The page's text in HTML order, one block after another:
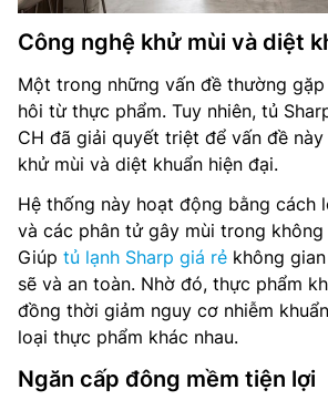
Công nghệ khử mùi và diệt
Một trong những vấn đề thường
hôi từ thực phẩm. Tuy nhiên, tủ
CH đã giải quyết triệt để vấn đề
khử mùi và diệt khuẩn hiện đại.
Hệ thống này hoạt động bằng cách
và các phân tử gây mùi trong
Giúp tủ lạnh Sharp giá rẻ không
sẽ và an toàn. Nhờ đó, thực phẩm
đồng thời giảm nguy cơ nhiễm
loại thực phẩm khác nhau.
Ngăn cấp đông mềm tiện lợi